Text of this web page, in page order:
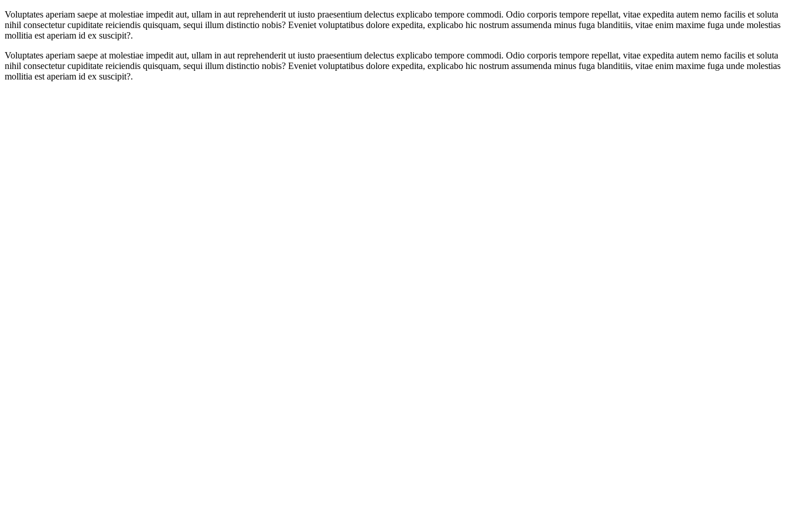
Voluptates aperiam saepe at molestiae impedit aut, ullam in aut reprehenderit ut iusto praesentium delectus explicabo tempore commodi. Odio corporis tempore repellat, vitae expedita autem nemo facilis et soluta
nihil consectetur cupiditate reiciendis quisquam, sequi illum distinctio nobis? Eveniet voluptatibus dolore expedita, explicabo hic nostrum assumenda minus fuga blanditiis, vitae enim maxime fuga unde molestias
mollitia est aperiam id ex suscipit?.
Voluptates aperiam saepe at molestiae impedit aut, ullam in aut reprehenderit ut iusto praesentium delectus explicabo tempore commodi. Odio corporis tempore repellat, vitae expedita autem nemo facilis et soluta
nihil consectetur cupiditate reiciendis quisquam, sequi illum distinctio nobis? Eveniet voluptatibus dolore expedita, explicabo hic nostrum assumenda minus fuga blanditiis, vitae enim maxime fuga unde molestias
mollitia est aperiam id ex suscipit?.